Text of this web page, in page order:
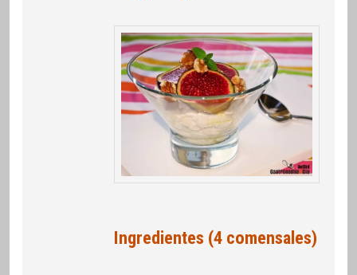
Ingredientes (4 comensales)